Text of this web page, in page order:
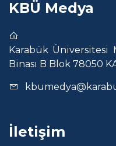
KBÜ Medya
Karabük Üniversitesi
Binası B Blok 78050
İletişim